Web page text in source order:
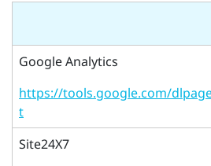
Google Analytics
https://tools.google.com/
t
Site24X7